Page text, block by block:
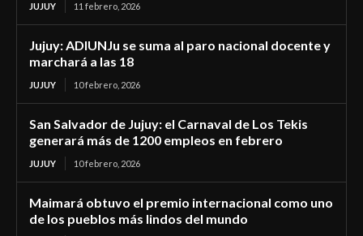
JUJUY 11 febrero, 2026
Jujuy: ADIUNJu se suma al paro nacional docente y
marchará a las 18
JUJUY 10 febrero, 2026
San Salvador de Jujuy: el Carnaval de Los Tekis
generará más de 1200 empleos en febrero
JUJUY 10 febrero, 2026
Maimará obtuvo el premio internacional como uno
de los pueblos más lindos del mundo